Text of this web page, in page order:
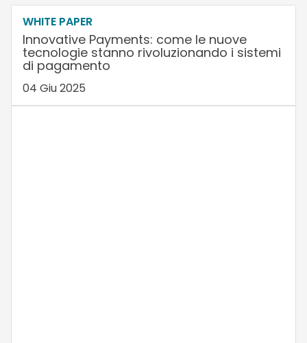
WHITE PAPER
Innovative Payments: come le nuove
tecnologie stanno rivoluzionando i sistemi
di pagamento
04 Giu 2025